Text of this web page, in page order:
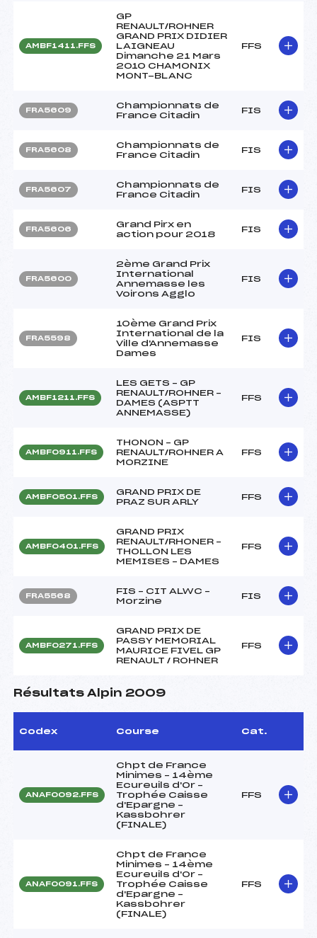
AMBF1411.FFS
GP
RENAULT/ROHNER
GRAND PRIX DIDIER
LAIGNEAU
Dimanche 21 Mars
2010 CHAMONIX
MONT-BLANC
FFS
FRA5609
Championnats de
France Citadin
FIS
FRA5608
Championnats de
France Citadin
FIS
FRA5607
Championnats de
France Citadin
FIS
FRA5606
Grand Pirx en
action pour 2018
FIS
FRA5600
2ème Grand Prix
International
Annemasse les
Voirons Agglo
FIS
FRA5598
10ème Grand Prix
International de la
Ville d'Annemasse
Dames
FIS
AMBF1211.FFS
LES GETS – GP
RENAULT/ROHNER –
DAMES (ASPTT
ANNEMASSE)
FFS
AMBF0911.FFS
THONON – GP
RENAULT/ROHNER A
MORZINE
FFS
AMBF0501.FFS
GRAND PRIX DE
PRAZ SUR ARLY
FFS
AMBF0401.FFS
GRAND PRIX
RENAULT/RHONER –
THOLLON LES
MEMISES – DAMES
FFS
FRA5568
FIS – CIT ALWC –
Morzine
FIS
AMBF0271.FFS
GRAND PRIX DE
PASSY MEMORIAL
MAURICE FIVEL GP
RENAULT / ROHNER
FFS
Résultats Alpin 2009
Codex Course Cat.
ANAF0092.FFS
Chpt de France
Minimes – 14ème
Ecureuils d'Or –
Trophée Caisse
d'Epargne –
Kassbohrer
(FINALE)
FFS
ANAF0091.FFS
Chpt de France
Minimes – 14ème
Ecureuils d'Or –
Trophée Caisse
d'Epargne –
Kassbohrer
(FINALE)
FFS